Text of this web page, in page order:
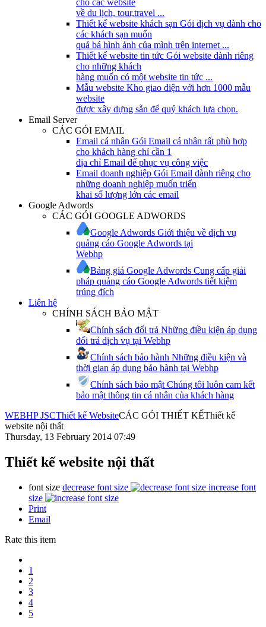
cho các website
về du lịch, tour,travel ...
Thiết kế website khách sạn Gói dịch vụ dành cho
các khách sạn muốn
quả bá hình ảnh của mình trên internet ...
Thiết kế website tin tức Gói website dành riêng
cho những khách
hàng muốn có một website tin tức ...
Mẫu website Kho giao diện với hơn 1000 mẫu
website
được xây dựng sẵn để quý khách lựa chọn.
Email Server
CÁC GÓI EMAIL
Email cá nhân Gói Email cá nhân rất phù hợp
cho khách hàng chỉ cần 1
địa chỉ Email để phục vụ công việc
Email doanh nghiệp Gói Email dành riêng cho
những doanh nghiệp muốn triển
khai số lượng lớn các email
Google Adwords
CÁC GÓI GOOGLE ADWORDS
Google Adwords Giới thiệu về dịch vụ
quảng cáo Google Adwords tại
Webhp
Bảng giá Google Adwords Cung cấp giải
pháp quảng cáo Google Adwords tiết kiệm
trúng đích
Liên hệ
CHÍNH SÁCH BẢO MẬT
Chính sách đổi trả Những điều kiện áp dụng
đổi trả dịch vụ tại Webhp
Chính sách bảo hành Những điều kiện và
thời gian áp dụng bảo hành tại Webhp
Chính sách bảo mật Chúng tôi luôn cam kết
bảo mật thông tin cá nhân của khách hàng
WEBHP JSCThiết kế WebsiteCÁC GÓI THIẾT KẾThiết kế
website nội thất
Thursday, 13 February 2014 07:49
Thiết kế website nội thất
font size decrease font size
increase font
size
Print
Email
Rate this item
1
2
3
4
5